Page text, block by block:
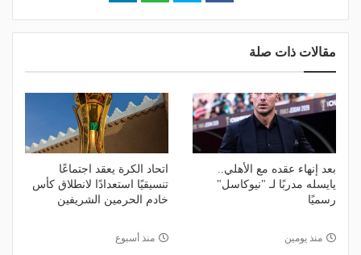
مقالات ذات صلة
بعد إنهاء عقده مع الأهلي..
يايسله مدربًا لـ "نيوكاسل"
رسميًا
منذ يومين
اتحاد الكرة يعقد اجتماعًا
تنسيقيًا استعدادًا لانطلاق كأس
خادم الحرمين الشريفين
منذ أسبوع